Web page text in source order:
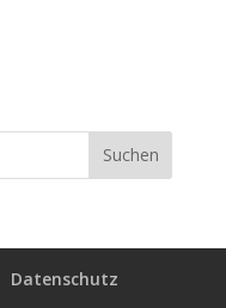
Datenschutz